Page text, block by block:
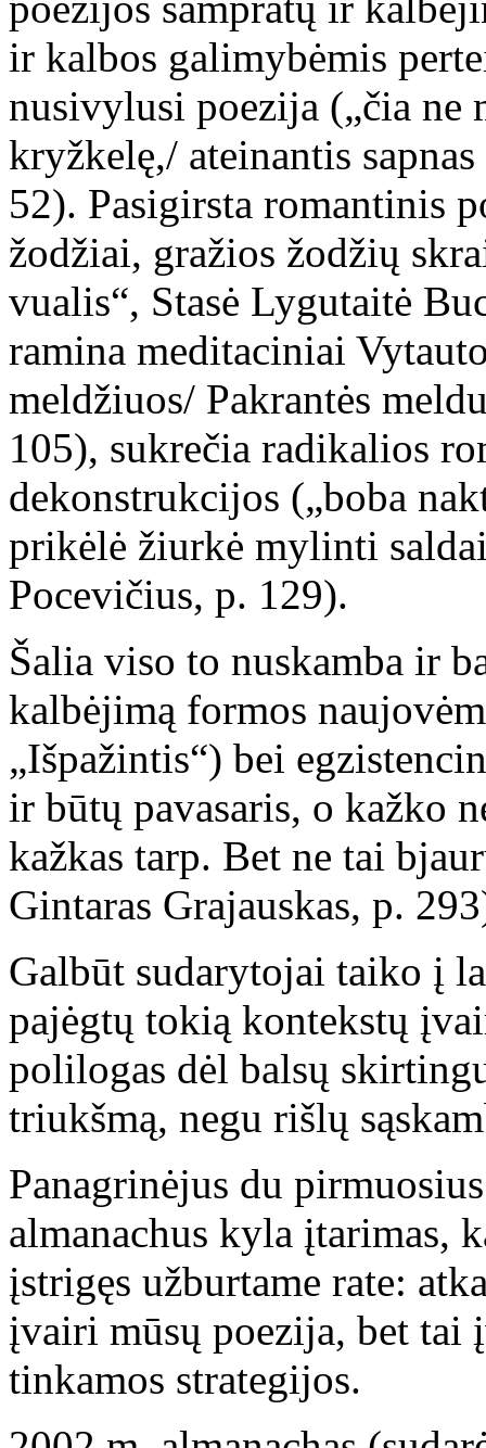
ir kalbos galimybėmis
nusivylusi poezija („čia ne
kryžkelę,/ ateinantis
52). Pasigirsta romantinis
žodžiai, gražios žodžių
vualis“, Stasė Lygutaitė
ramina meditaciniai
meldžiuos/ Pakrantės
105), sukrečia radikalios
dekonstrukcijos („boba
prikėlė žiurkė mylinti
Pocevičius, p. 129).
Šalia viso to nuskamba ir
kalbėjimą formos
„Išpažintis“) bei
ir būtų pavasaris, o kažko
kažkas tarp. Bet ne tai
Gintaras Grajauskas, p.
Galbūt sudarytojai taiko į
pajėgtų tokią kontekstų
polilogas dėl balsų
triukšmą, negu rišlų
Panagrinėjus du
almanachus kyla įtarimas,
įstrigęs užburtame rate:
įvairi mūsų poezija, bet tai
tinkamos strategijos.